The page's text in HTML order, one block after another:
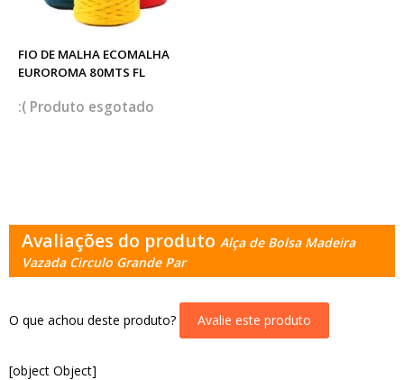
FIO DE MALHA ECOMALHA
EUROROMA 80MTS FL
esgotado
Avaliações do produto Alça de Bolsa Madeira
Vazada Circulo Grande Par
O que achou deste produto? Avalie este produto
[object Object]